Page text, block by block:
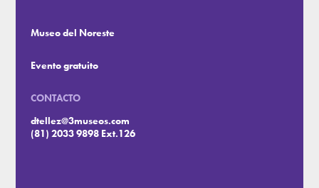
Museo del Noreste
Evento gratuito
CONTACTO
dtellez@3museos.com
(81) 2033 9898 Ext.126